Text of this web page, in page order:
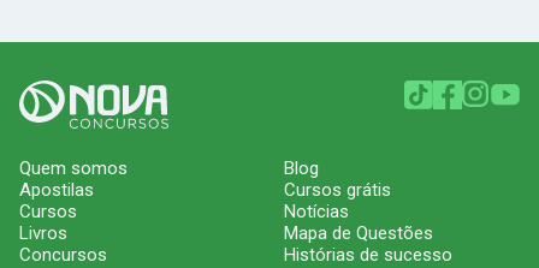
Quem somos
Apostilas
Cursos
Livros
Concursos
Blog
Cursos grátis
Notícias
Mapa de Questões
Histórias de sucesso